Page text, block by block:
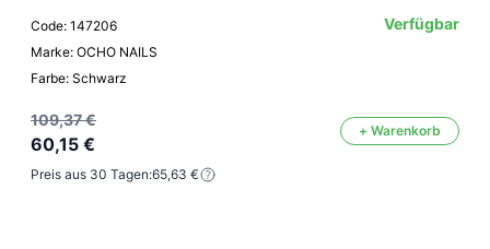
Code: 147206
Marke: OCHO NAILS
Farbe: Schwarz
Verfügbar
109,37 €
60,15 €
+ Warenkorb
Preis aus 30 Tagen:65,63 €